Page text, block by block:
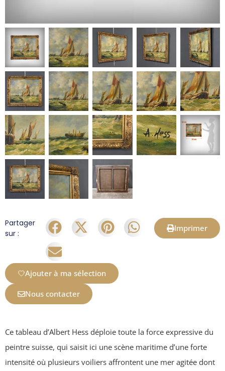
Partager
sur :
Imprimer
Ajouter à ma sélection
Nous contacter
Ce tableau d’Albert Hess déploie toute la force expressive du
peintre suisse, qui saisit ici une scène maritime d’une forte
intensité où plusieurs voiliers affrontent une mer agitée dont